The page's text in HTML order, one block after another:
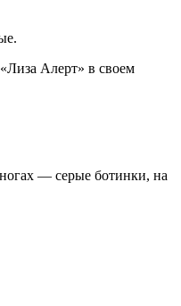
Алерт» в своем
— серые ботинки, на